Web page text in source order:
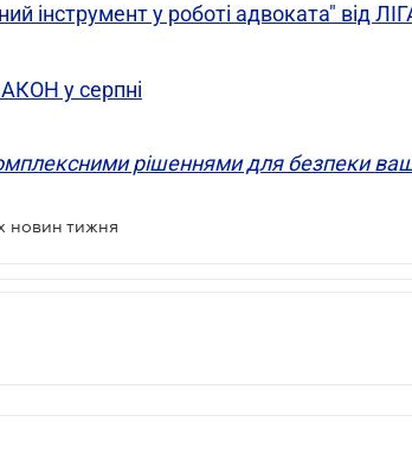
інструмент у роботі адвоката" від
у серпні
рішеннями для безпеки
новин тижня